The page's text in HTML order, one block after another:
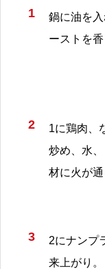
1
鍋に油を
ーストを
2
1に鶏肉、
炒め、水
材に火が通
3
2にナンプ
来上がり。